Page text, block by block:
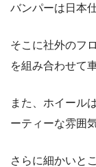
バンパーは日本
そこに社外のフ
を組み合わせて
また、ホイール
ーティーな雰囲
さらに細かいと